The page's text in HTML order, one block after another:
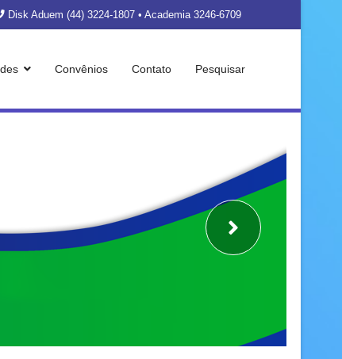
Disk Aduem (44) 3224-1807 • Academia 3246-6709
Convênios Contato Pesquisar